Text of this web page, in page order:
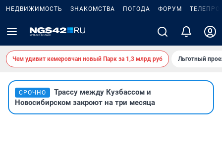
НЕДВИЖИМОСТЬ ЗНАКОМСТВА ПОГОДА ФОРУМ
Чем удивит кемеровчан новый Парк за 1,3 млрд руб Льготный
СРОЧНО
Трассу между Кузбассом и
Новосибирском закроют на три месяца